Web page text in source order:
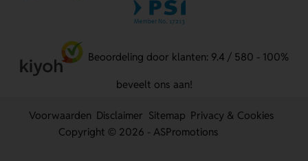
Beoordeling door klanten: 9.4 / 580 - 100%
beveelt ons aan!
Voorwaarden Disclaimer Sitemap Privacy & Cookies
Copyright © 2026 - ASPromotions